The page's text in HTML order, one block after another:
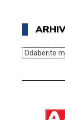
ARHIVA